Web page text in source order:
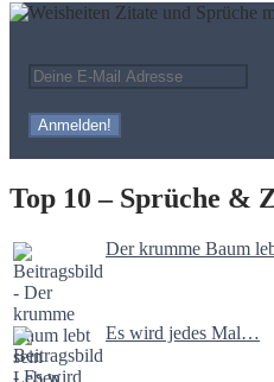
Top 10 – Sprüche &
Der krumme Baum
Es wird jedes Mal…